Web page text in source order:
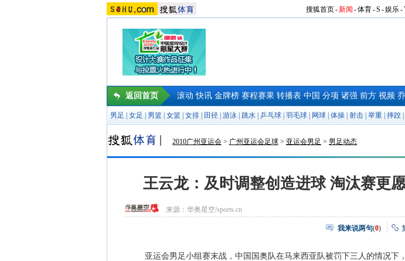
搜狐首页-新闻 -体育-S -娱乐-
返回首页 滚动 快讯 金牌榜 赛程赛果 转播表 中国 分项 诸强 前方 视频
男足 女足 男篮 女篮 女排 田径 游泳 跳水 乒乓球 羽毛球 网球 体操 射击 举重 摔跤
2010广州亚运会 > 广州亚运会足球 > 亚运会男足 > 男足动态
王云龙：及时调整创造进球 淘汰赛更
来源：华奥星空/sports.cn
我来说两句(0)
亚运会男足小组赛末战，中国国奥队在马来西亚队被罚下三人的情况下